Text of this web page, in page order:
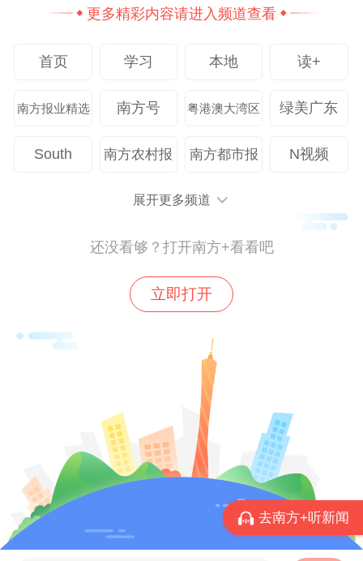
赤岗东小学校长邓兆行表示，中医药文化进
指尖与心中，学校将以此次活动为契机，将
们识药、懂药、爱药。
“小小中医讲解员”分享中医药知识。摄影：薛景峰
随后，与会嘉宾在“小小中医讲解员”的带领
下参观了中医药文化馆。
八大游园，沉浸体验中医药魅力
更多精彩内容请进入频道查看
首页 学习 本地 读+
南方报业精选 南方号 粤港澳大湾区 绿美广东
South 南方农村报 南方都市报 N视频
展开更多频道
还没看够？打开南方+看看吧
立即打开
去南方+听新闻